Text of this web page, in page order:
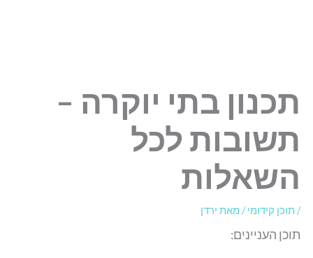
תכנון בתי יוקרה –
תשובות לכל
השאלות
/תוכן קידומי/ מאת ירדן
תוכן העניינים: